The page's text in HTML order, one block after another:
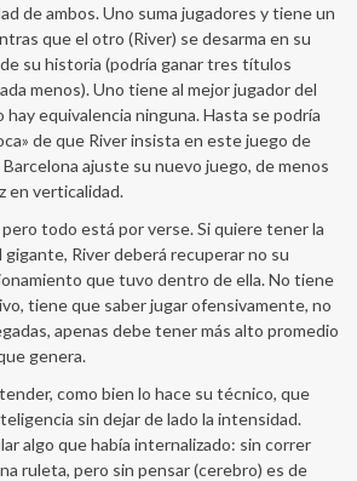
de ambos. Uno suma jugadores y tiene un
que el otro (River) se desarma en su
su historia (podría ganar tres títulos
menos). Uno tiene al mejor jugador del
equivalencia ninguna. Hasta se podría
de que River insista en este juego de
ajuste su nuevo juego, de menos
en verticalidad.
todo está por verse. Si quiere tener la
River deberá recuperar no su
que tuvo dentro de ella. No tiene
tiene que saber jugar ofensivamente, no
apenas debe tener más alto promedio
genera.
como bien lo hace su técnico, que
sin dejar de lado la intensidad.
algo que había internalizado: sin correr
ruleta, pero sin pensar (cerebro) es de